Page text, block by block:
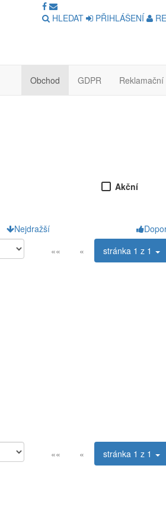
HLEDAT
PŘIHLÁŠENÍ
Obchod GDPR
Akční
Nejdražší
««
« stránka 1 z 1
««
« stránka 1 z 1